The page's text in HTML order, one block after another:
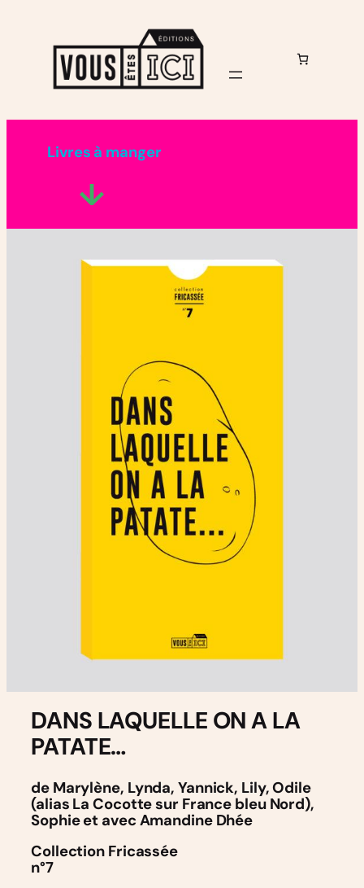
Livres à manger
DANS LAQUELLE ON A LA
PATATE…
de Marylène, Lynda, Yannick, Lily, Odile
(alias La Cocotte sur France bleu Nord),
Sophie et avec Amandine Dhée
Collection Fricassée
n°7